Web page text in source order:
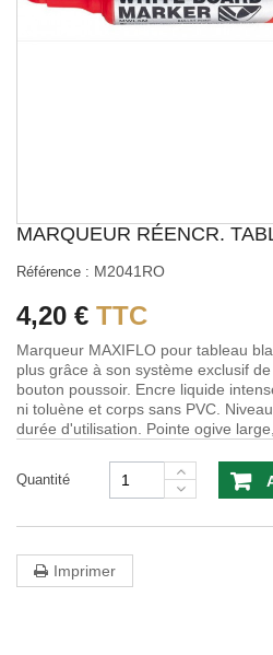
MARQUEUR RÉENCR.
Référence : M2041RO
4,20 € TTC
Marqueur MAXIFLO pour tableau
plus grâce à son système exclusif
bouton poussoir. Encre liquide
ni toluène et corps sans PVC.
durée d'utilisation. Pointe ogive
Quantité
Imprimer